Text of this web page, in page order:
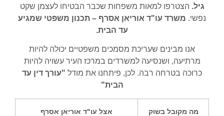
גיל. הצטרפו למאות משפחות שכבר הבטיחו לעצמן שקט
נפשי. משרד עו"ד אוריאן אסרף – תכנון משפטי שמגיע
עד הבית.
אנו מבינים שעריכת מסמכים משפטיים יכולה להיות
מרתיעה, ושנסיעה למשרדים במרכז העיר עשויה להיות
כרוכה בטרחה רבה. לכן, פיתחנו את מודל "עורך דין עד
הבית"
מה מקובל בשוק אצל עו"ד אוריאן אסרף